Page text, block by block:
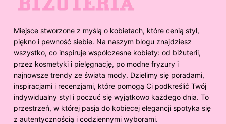
Miejsce stworzone z myślą o kobietach, które cenią styl,
piękno i pewność siebie. Na naszym blogu znajdziesz
wszystko, co inspiruje współczesne kobiety: od biżuterii,
przez kosmetyki i pielęgnację, po modne fryzury i
najnowsze trendy ze świata mody. Dzielimy się poradami,
inspiracjami i recenzjami, które pomogą Ci podkreślić Twój
indywidualny styl i poczuć się wyjątkowo każdego dnia. To
przestrzeń, w której pasja do kobiecej elegancji spotyka się
z autentycznością i codziennymi wyborami.